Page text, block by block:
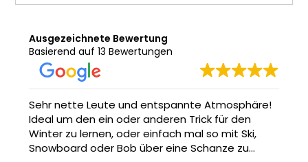
Ausgezeichnete Bewertung
Basierend auf 13 Bewertungen
Macht ordentlich Spaß: ein Sprung in die Donau.